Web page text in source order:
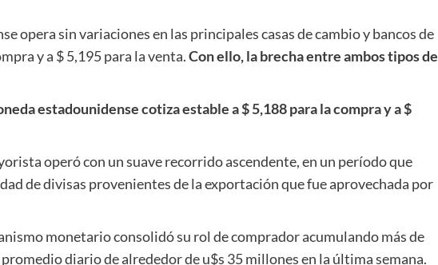
opera sin variaciones en las principales casas de cambio y bancos de
y a $ 5,195 para la venta.Con ello, la brecha entre ambos tipos de
estadounidense cotiza estable a $ 5,188 para la compra y a $
operó con un suave recorrido ascendente, en un período que
de divisas provenientes de la exportación que fue aprovechada por
monetario consolidó su rol de comprador acumulando más de
diario de alrededor de u$s 35 millones en la última semana.